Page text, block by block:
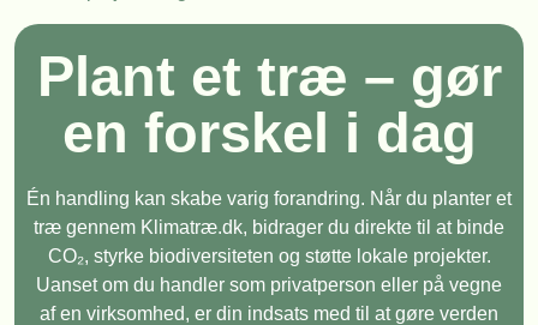
Plant et træ – gør
en forskel i dag
Én handling kan skabe varig forandring. Når du planter et
træ gennem Klimatræ.dk, bidrager du direkte til at binde
CO₂, styrke biodiversiteten og støtte lokale projekter.
Uanset om du handler som privatperson eller på vegne
af en virksomhed, er din indsats med til at gøre verden